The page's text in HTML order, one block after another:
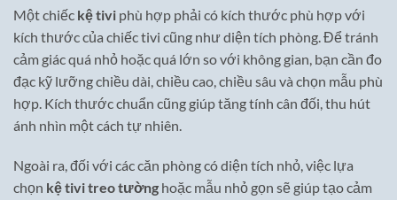
Một chiếc kệ tivi phù hợp phải có kích thước phù hợp với
kích thước của chiếc tivi cũng như diện tích phòng. Để tránh
cảm giác quá nhỏ hoặc quá lớn so với không gian, bạn cần đo
đạc kỹ lưỡng chiều dài, chiều cao, chiều sâu và chọn mẫu phù
hợp. Kích thước chuẩn cũng giúp tăng tính cân đối, thu hút
ánh nhìn một cách tự nhiên.
Ngoài ra, đối với các căn phòng có diện tích nhỏ, việc lựa
chọn kệ tivi treo tường hoặc mẫu nhỏ gọn sẽ giúp tạo cảm